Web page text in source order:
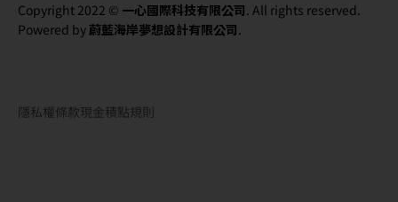
Copyright 2022 © 一心國際科技有限公司. All rights reserved.
Powered by蔚藍海岸夢想設計有限公司.
隱私權條款現金積點規則